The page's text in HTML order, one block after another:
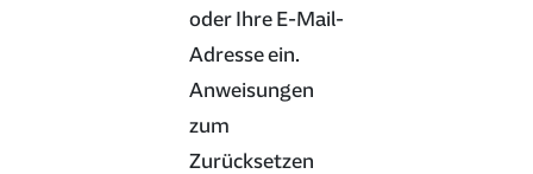
oder Ihre E-Mail-
Adresse ein.
Anweisungen
zum
Zurücksetzen